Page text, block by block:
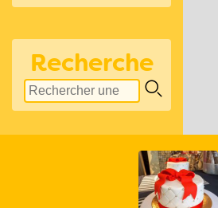
Recherche